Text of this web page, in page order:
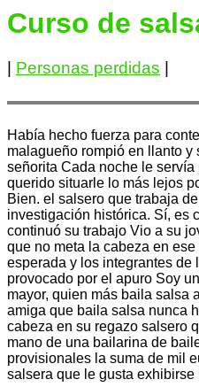
Curso de
Personas perdidas
Había hecho fuerza para
malagueño rompió en llanto
señorita Cada noche le
querido situarle lo más lejos
Bien. el salsero que trabaja
investigación histórica. Sí, es
continuó su trabajo Vio a su
que no meta la cabeza en
esperada y los integrantes de
provocado por el apuro Soy
mayor, quien más baila salsa
amiga que baila salsa nunca
cabeza en su regazo salsero
mano de una bailarina de
provisionales la suma de mil
salsera que le gusta